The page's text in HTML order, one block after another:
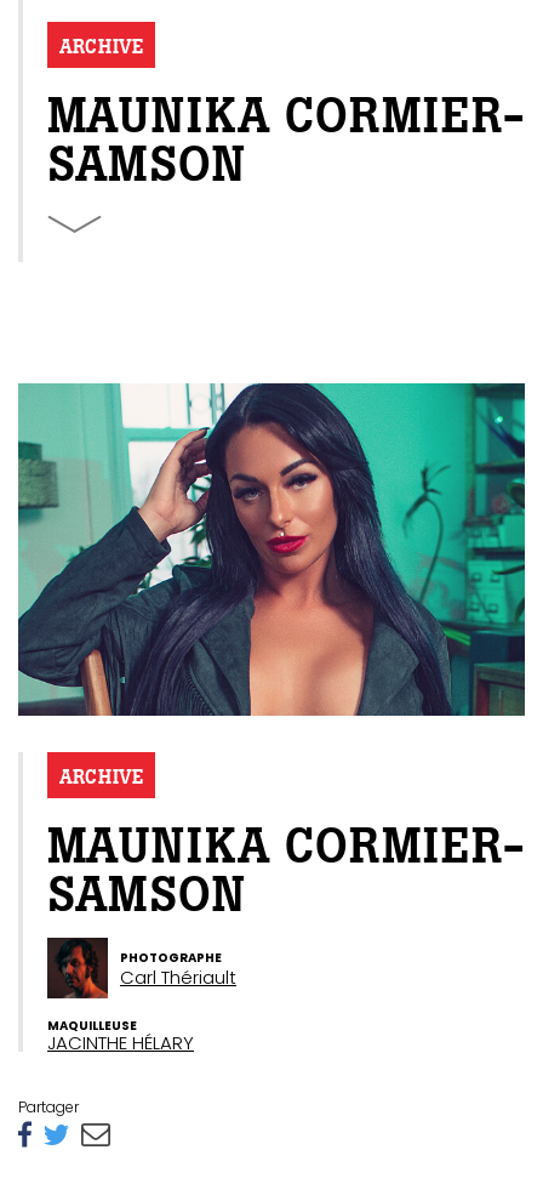
ARCHIVE
MAUNIKA CORMIER-
SAMSON
ARCHIVE
MAUNIKA CORMIER-
SAMSON
PHOTOGRAPHE
Carl Thériault
MAQUILLEUSE
JACINTHE HÉLARY
Partager